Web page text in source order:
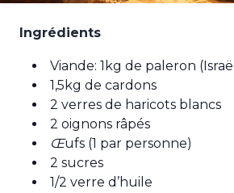
Ingrédients
Viande: 1kg de paleron
1,5kg de cardons
2 verres de haricots blancs
2 oignons râpés
Œufs (1 par personne)
2 sucres
1/2 verre d’huile